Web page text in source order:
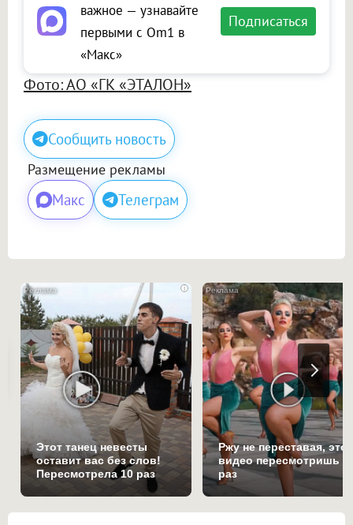
важное — узнавайте
первыми с Om1 в
«Макс»
Подписаться
Фото: АО «ГК «ЭТАЛОН»
Сообщить новость
Размещение рекламы
Макс Телеграм
i
Этот танец невесты
оставит вас без слов!
Пересмотрела 10 раз
Ржу не переставая, это
видео пересмотришь
раз